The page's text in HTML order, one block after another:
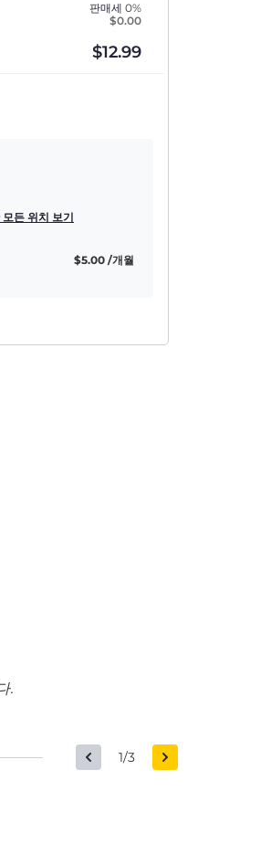
판매세 0%
$0.00
$12.99
든 위치 보기
$5.00 /개월
.
1/3